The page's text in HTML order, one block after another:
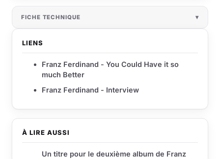
À LIRE AUSSI
Un titre pour le deuxième album de Franz
FICHE TECHNIQUE
LIENS
Franz Ferdinand - You Could Have it so
much Better
Franz Ferdinand - Interview